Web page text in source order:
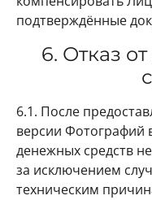
подтверждённые
6. Отказ
6.1. После
версии Фотографий
денежных средств
за исключением
техническим